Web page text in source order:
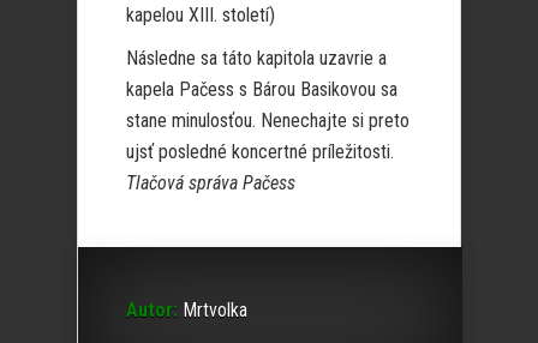
kapelou XIII. století)
Následne sa táto kapitola uzavrie a
kapela Pačess s Bárou Basikovou sa
stane minulosťou. Nenechajte si preto
ujsť posledné koncertné príležitosti.
Tlačová správa Pačess
Autor: Mrtvolka